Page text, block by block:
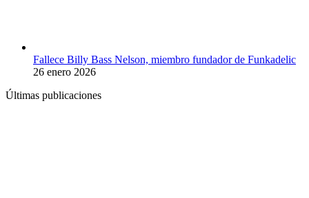
Fallece Billy Bass Nelson, miembro fundador de Funkadelic
26 enero 2026
Últimas publicaciones